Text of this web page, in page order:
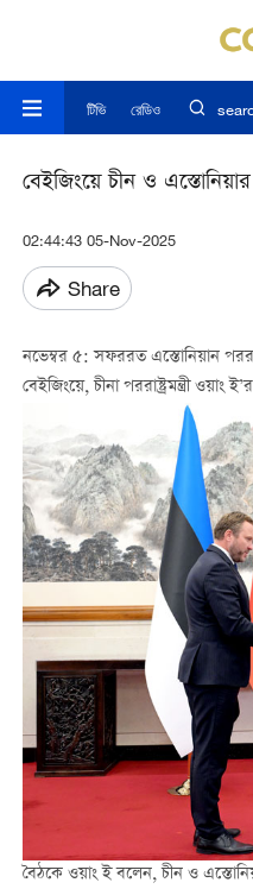
টিভি রেডিও
বেইজিংয়ে চীন ও এস্তোনিয়ার
02:44:43 05-Nov-2025
Share
নভেম্বর ৫: সফররত এস্তোনিয়ান
বেইজিংয়ে, চীনা পররাষ্ট্রমন্ত্রী ওয়াং
বৈঠকে ওয়াং ই বলেন, চীন ও